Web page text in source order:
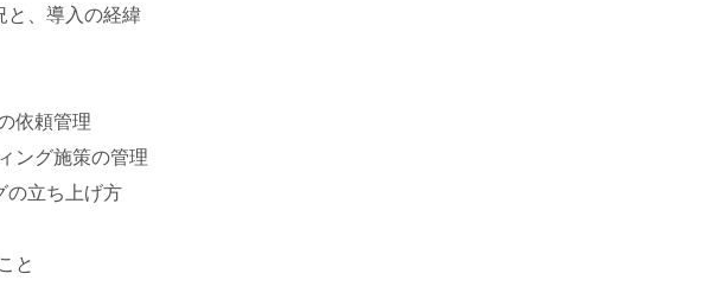
と、導入の経緯
依頼管理
ング施策の管理
の立ち上げ方
と